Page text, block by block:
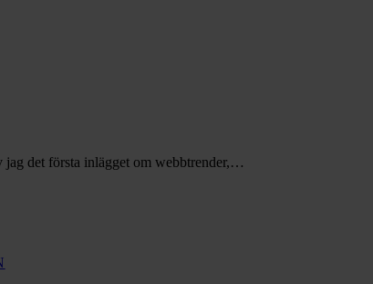
det första inlägget om webbtrender,…